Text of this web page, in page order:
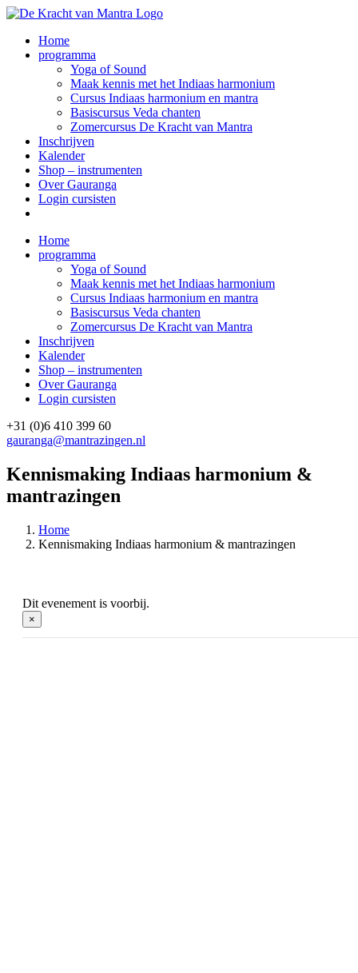
Ga
inhoudHome
programma
Yoga of Sound
Maak kennis met het Indiaas harmonium
Cursus Indiaas harmonium en mantra
Basiscursus Veda chanten
Zomercursus De Kracht van Mantra
Inschrijven
Kalender
Shop – instrumenten
Over Gauranga
Login cursisten
Home
programma
Yoga of Sound
Maak kennis met het Indiaas harmonium
Cursus Indiaas harmonium en mantra
Basiscursus Veda chanten
Zomercursus De Kracht van Mantra
Inschrijven
Kalender
Shop – instrumenten
Over Gauranga
Login cursisten
+31 (0)6 410 399 60
gauranga@mantrazingen.nl
Kennismaking Indiaas harmonium &
mantrazingen
Home
Kennismaking Indiaas harmonium & mantrazingen
Dit evenement is voorbij.
×